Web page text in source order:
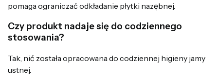
pomaga ograniczać odkładanie płytki nazębnej.
Czy produkt nadaje się do codziennego
stosowania?
Tak, nić została opracowana do codziennej higieny jamy
ustnej.